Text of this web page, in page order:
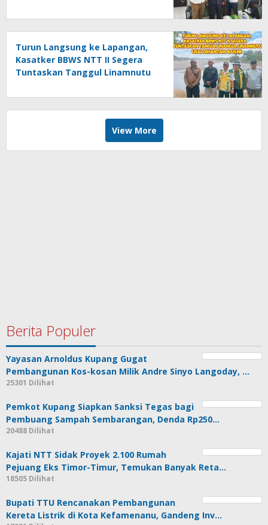
Turun Langsung ke Lapangan,
Kasatker BBWS NTT II Segera
Tuntaskan Tanggul Linamnutu
View More
Berita Populer
Yayasan Arnoldus Kupang Gugat
Pembangunan Kos-kosan Milik Andre Sinyo Langoday, …
25301 Dilihat
Pemkot Kupang Siapkan Sanksi Tegas bagi
Pembuang Sampah Sembarangan, Denda Rp250…
20488 Dilihat
Kajati NTT Sidak Proyek 2.100 Rumah
Pejuang Eks Timor-Timur, Temukan Banyak Reta…
18505 Dilihat
Bupati TTU Rencanakan Pembangunan
Kereta Listrik di Kota Kefamenanu, Gandeng Inv…